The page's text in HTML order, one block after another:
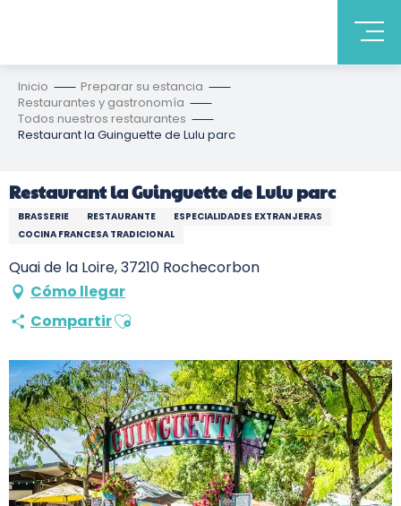
Inicio
Preparar su estancia
Restaurantes y gastronomía
Todos nuestros restaurantes
Restaurant la Guinguette de Lulu parc
Restaurant la Guinguette de Lulu parc
BRASSERIE RESTAURANTE
ESPECIALIDADES EXTRANJERAS
COCINA FRANCESA TRADICIONAL
Quai de la Loire, 37210 Rochecorbon
Cómo llegar
CompartirAjouter aux favoris